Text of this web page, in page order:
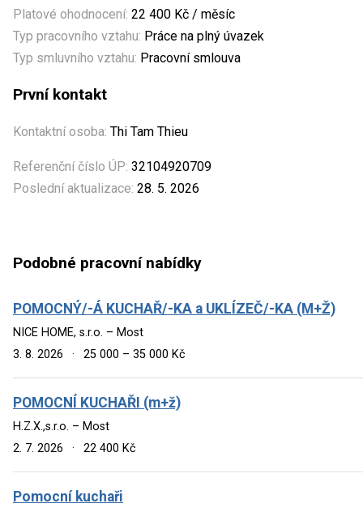
Platové ohodnocení: 22 400 Kč / měsíc
Typ pracovního vztahu: Práce na plný úvazek
Typ smluvního vztahu: Pracovní smlouva
První kontakt
Kontaktní osoba: Thi Tam Thieu
Referenční číslo ÚP: 32104920709
Poslední aktualizace: 28. 5. 2026
Podobné pracovní nabídky
POMOCNÝ/-Á KUCHAŘ/-KA a UKLÍZEČ/-KA (M+Ž)
NICE HOME, s.r.o. – Most
3. 8. 2026
· 25 000 – 35 000 Kč
POMOCNÍ KUCHAŘI (m+ž)
H.Z.X.,s.r.o. – Most
2. 7. 2026
· 22 400 Kč
Pomocní kuchaři